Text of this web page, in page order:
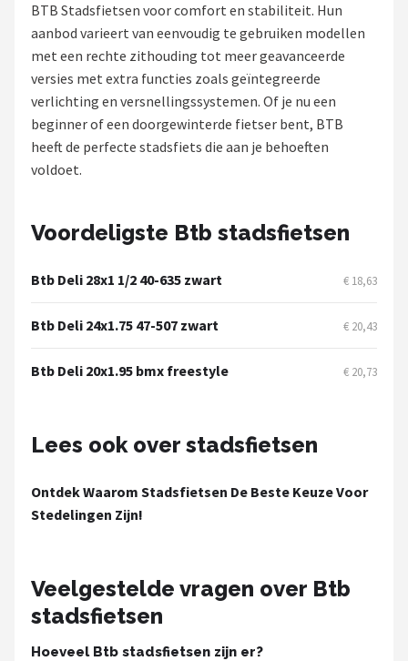
Mountainbikes
Shop
Basil
Volare
New Looxs
BBB Cycling
Voltano
Shimano
BTB Stadsfietsen voor comfort en stabiliteit. Hun
aanbod varieert van eenvoudig te gebruiken modellen
met een rechte zithouding tot meer geavanceerde
versies met extra functies zoals geïntegreerde
verlichting en versnellingssystemen. Of je nu een
beginner of een doorgewinterde fietser bent, BTB
heeft de perfecte stadsfiets die aan je behoeften
voldoet.
Voordeligste Btb stadsfietsen
Btb Deli 28x1 1/2 40-635 zwart € 18,63
Btb Deli 24x1.75 47-507 zwart € 20,43
Btb Deli 20x1.95 bmx freestyle € 20,73
Lees ook over stadsfietsen
Ontdek Waarom Stadsfietsen De Beste Keuze Voor
Stedelingen Zijn!
Veelgestelde vragen over Btb
stadsfietsen
Hoeveel Btb stadsfietsen zijn er?